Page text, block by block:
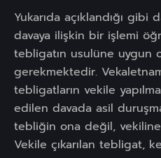
Yukarıda açıklandığı
davaya ilişkin bir işlemi
tebligatın usulüne uygun
gerekmektedir.
tebligatların vekile
edilen davada asil
tebliğin ona değil, vekiline
Vekile çıkarılan tebligat,